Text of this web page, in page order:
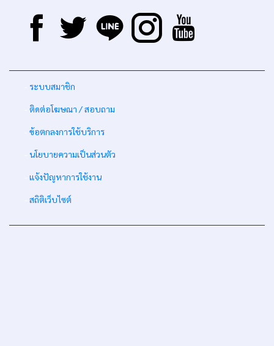
ระบบสมาชิก
ติดต่อโฆษณา / สอบถาม
ข้อตกลงการใช้บริการ
นโยบายความเป็นส่วนตัว
แจ้งปัญหาการใช้งาน
สถิติเว็บไซต์